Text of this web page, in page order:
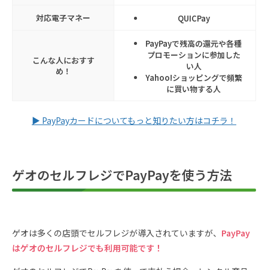
対応電子マネー QUICPay
こんな人におすす
め！
PayPayで残高の還元や各種
プロモーションに参加した
い人
Yahoo!ショッピングで頻繁
に買い物する人
▶ PayPayカードについてもっと知りたい方はコチラ！
ゲオのセルフレジでPayPayを使う方法
ゲオは多くの店頭でセルフレジが導入されていますが、 PayPay
はゲオのセルフレジでも利用可能です！